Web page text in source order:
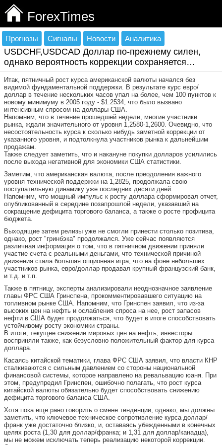
ForexTimes
Прогнозы Сигналы Новости Аналитика
USDCHF,USDCAD Доллар по-прежнему силен,
однако вероятность коррекции сохраняется…
Итак, пятничный рост курса американской валюты начался без
видимой фундаментальной поддержки. В результате курс евро/
доллар в течение нескольких часов упал на более, чем 100 пунктов к
новому минимуму в 2005 году - $1.2534, что было вызвано
интенсивным спросом на доллары США.
Напомним, что в течение прошедшей недели, многие участники
рынка, ждали значительного от уровня 1,2580-1,2600. Очевидно, что
несостоятельность курса к сколько нибудь заметной коррекции от
указанного уровня, и подтолкнула участников рынка к дальнейшим
продажам.
Также следует заметить, что и накануне покупки долларов усилились
после выхода негативной для экономики США статистики.
Заметим, что американская валюта, после преодоления важного
уровня технической поддержки на 1,2825, продолжала свою
поступательную динамику уже последних десяти дней.
Напомним, что мощный импульс к росту доллара сформировал отчет,
опубликованный в середине позапрошлой недели, указавший на
сокращение дефицита торгового баланса, а также о росте профицита
бюджета.
Выходящие затем релизы уже не смогли принести столько позитива,
однако, рост "гринбэка" продолжался. Уже сейчас появляются
различная информация о том, что в пятничном движении приняли
участие счета с реальными деньгами, что технической причиной
движения стала большая опционная игра, что на фоне небольших
участников рынка, евро/доллар продавал крупный французский банк,
и т.д. и т.п.
Также в пятницу, эксперты анализировали неоднозначное заявление
главы ФРС США Гринспена, прокомментировавшего ситуацию на
топливном рынке США. Напомним, что Гринспен заявил, что из-за
высоких цен на нефть и ослабления спроса на нее, рост запасов
нефти в США будет продолжаться, что будет в итоге способствовать
устойчивому росту экономики страны.
В итоге, текущее снижение мировых цен на нефть, инвесторы
восприняли также, как безусловно положительный фактор для курса
доллара.
Касаясь китайской тематики, глава ФРС США заявил, что власти КНР
сталкиваются с сильным давлением со стороны национальной
финансовой системы, которое направлено на ревальвацию юаня. При
этом, предупредил Гринспен, ошибочно полагать, что рост курса
китайской валюты обязательно будет способствовать снижению
дефицита торгового баланса США.
Хотя пока еще рано говорить о смене тенденции, однако, мы должны
заметить, что ключевое техническое сопротивление курса доллар/
франк уже достаточно близко, и, оставаясь убежденными в конечных
целях роста (1,30 для доллар/франка; и 1,31 для доллар/канадца),
мы не можем исключать теперь реализацию некоторой коррекции.